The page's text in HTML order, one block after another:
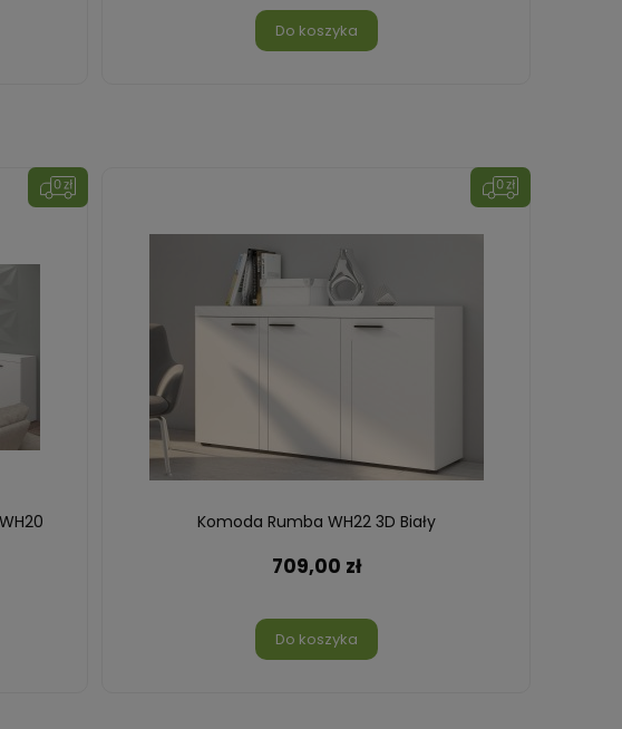
Do koszyka
Komoda Rumba WH22 3D Biały
709,00 zł
Do koszyka